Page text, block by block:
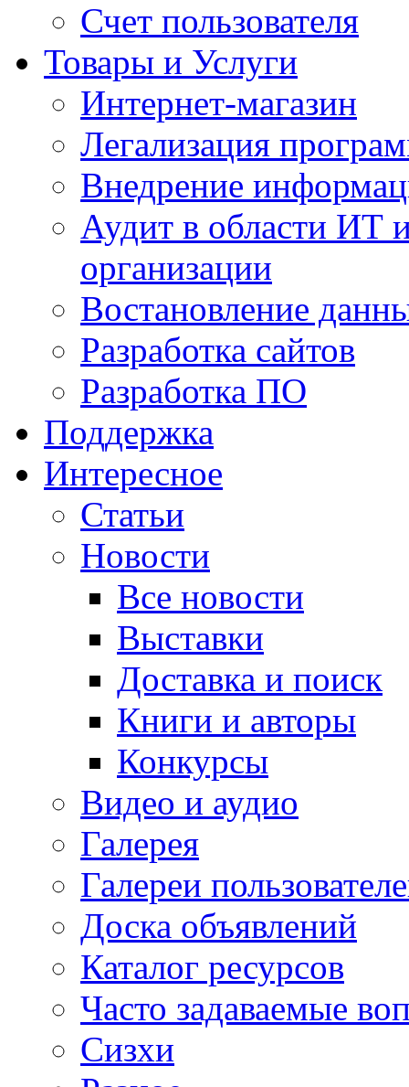
Счет пользователя
Товары и Услуги
Интернет-магазин
Легализация
Внедрение
Аудит в области ИТ
организации
Востановление
Разработка сайтов
Разработка ПО
Поддержка
Интересное
Статьи
Новости
Все новости
Выставки
Доставка и поиск
Книги и авторы
Конкурсы
Видео и аудио
Галерея
Галереи
Доска объявлений
Каталог ресурсов
Часто задаваемые
Сизхи